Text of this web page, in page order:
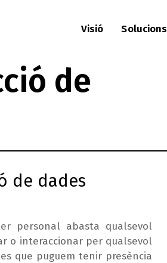
Visió Solucions
de
de dades
personal abasta qualsevol
o interaccionar per qualsevol
que puguem tenir presència